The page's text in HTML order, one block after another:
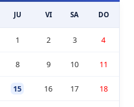
JU VI SA DO
1 2 3 4
8 9 10 11
15 16 17 18